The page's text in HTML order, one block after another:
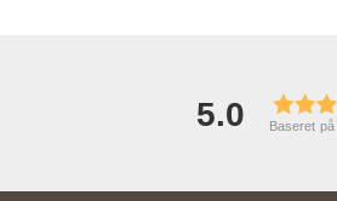
5.0 Baseret